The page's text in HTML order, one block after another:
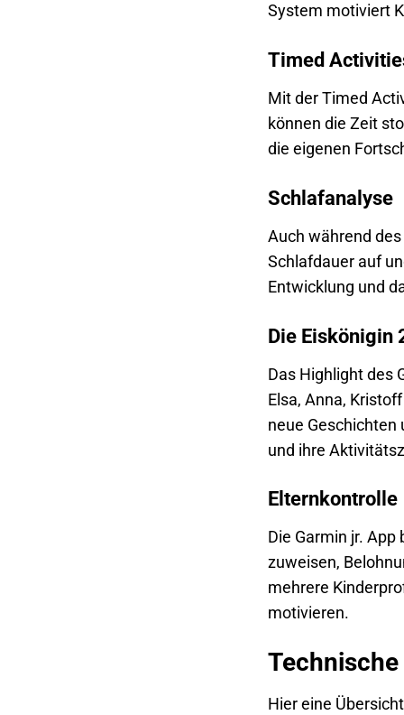
System motiviert
Timed
Mit der Timed
können die Zeit
die eigenen
Schlafanalyse
Auch während
Schlafdauer auf
Entwicklung und
Die Eiskönigin
Das Highlight des
Elsa, Anna,
neue Geschichten
und ihre
Elternkontrolle
Die Garmin jr.
zuweisen,
mehrere
motivieren.
Hier eine